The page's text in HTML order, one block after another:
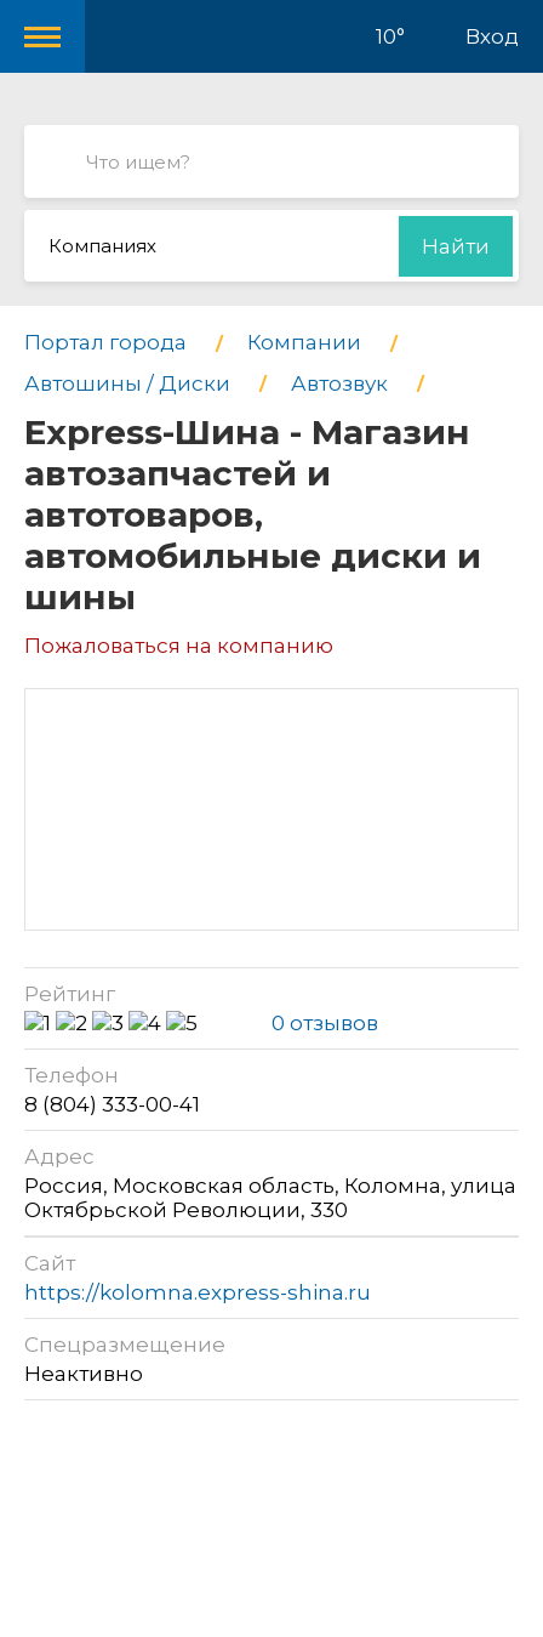
10° Вход
Компаниях Найти
Портал города
Компании
Автошины / Диски
Автозвук
Express-Шина - Магазин
автозапчастей и
автотоваров,
автомобильные диски и
шины
Пожаловаться на компанию
Рейтинг
0 отзывов
Телефон
8 (804) 333-00-41
Адрес
Россия, Московская область, Коломна, улица
Октябрьской Революции, 330
Сайт
https://kolomna.express-shina.ru
Спецразмещение
Неактивно